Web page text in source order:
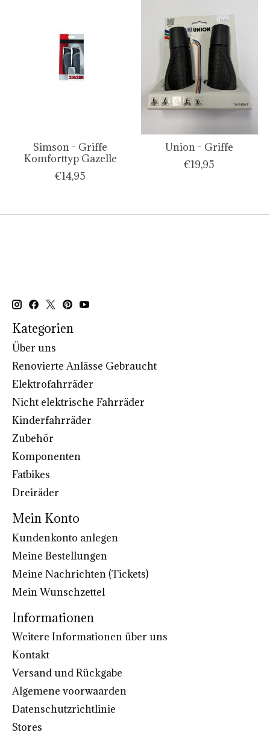
Simson - Griffe
Komforttyp Gazelle
€14,95
Union - Griffe
€19,95
Kategorien
Über uns
Renovierte Anlässe Gebraucht
Elektrofahrräder
Nicht elektrische Fahrräder
Kinderfahrräder
Zubehör
Komponenten
Fatbikes
Dreiräder
Mein Konto
Kundenkonto anlegen
Meine Bestellungen
Meine Nachrichten (Tickets)
Mein Wunschzettel
Informationen
Weitere Informationen über uns
Kontakt
Versand und Rückgabe
Algemene voorwaarden
Datenschutzrichtlinie
Stores